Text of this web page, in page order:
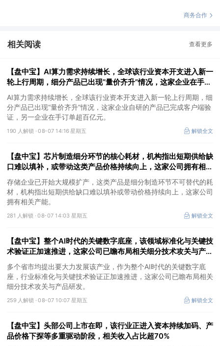
商务合作
相关阅读 查看更多
【盘中宝】AI算力需求持续增长，全球该行业资本开支进入新一
轮上行周期，细分产品已出现“量价齐升”情况，这家企业在手订
单超百亿元
AI算力需求持续增长，全球该行业资本开支进入新一轮上行周期，细
分产品已出现“量价齐升”情况，这家企业自研的产品已完成客户端验
证，另一企业在手订单超百亿元。
190 人解锁 ·08-07 14:16 星期五 解锁全文
【盘中宝】芯片制造细分环节的核心耗材，机构指出短期供给缺
口难以填补，或带动这类产品价格持续向上，这家公司拥有相关
产能
存储企业已开始大规模扩产，这类产品是细分制造环节不可替代的耗
材，机构指出短期供给缺口难以填补或带动价格持续向上，这家公司
拥有相关产能。
281 人解锁 ·08-07 14:03 星期五 解锁全文
【盘中宝】整个AI时代的关键数字底座，该领域标准化与关键技
术验证正加速推进，这家公司已瞻布局相关细分技术攻关与产品
研发
多个省市均提出要大力发展该产业，作为整个AI时代的关键数字底
座，行业标准化与关键技术验证正加速推进，这家公司已瞻布局相关
细分技术攻关与产品研发。
259 人解锁 ·08-07 10:07 星期五 解锁全文
【盘中宝】头部公司上市在即，该行业正进入资本持续加码、产
品价格下探等多重驱动阶段，相关收入占比超70%